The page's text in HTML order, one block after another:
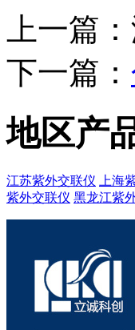
上一篇
下一篇：
地区产
江苏紫外交联仪 上海
紫外交联仪 黑龙江紫